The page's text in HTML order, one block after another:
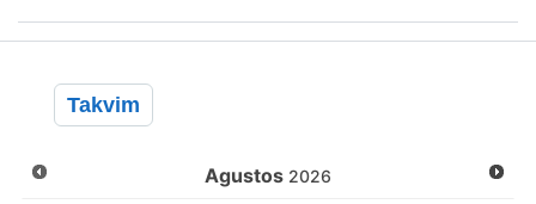
Takvim
Agustos 2026